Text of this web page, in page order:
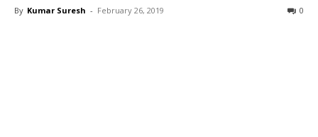
By Kumar Suresh - February 26, 2019 0